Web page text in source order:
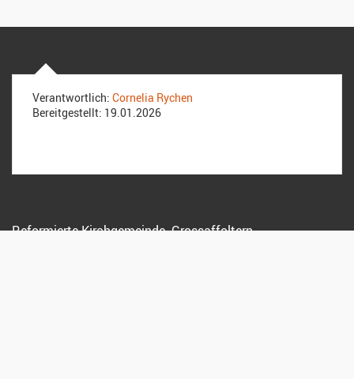
Reformierte Kirchgemeinde Grossaffoltern
Verantwortlich: Cornelia Rychen
Bereitgestellt: 19.01.2026